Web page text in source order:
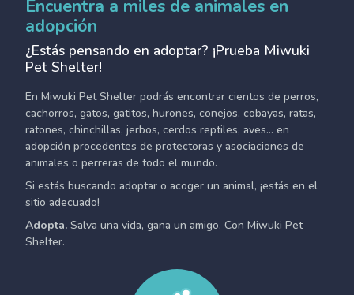
Encuentra a miles de animales en
adopción
¿Estás pensando en adoptar? ¡Prueba Miwuki
Pet Shelter!
En Miwuki Pet Shelter podrás encontrar cientos de perros,
cachorros, gatos, gatitos, hurones, conejos, cobayas, ratas,
ratones, chinchillas, jerbos, cerdos reptiles, aves... en
adopción procedentes de protectoras y asociaciones de
animales o perreras de todo el mundo.
Si estás buscando adoptar o acoger un animal, ¡estás en el
sitio adecuado!
Adopta. Salva una vida, gana un amigo. Con Miwuki Pet
Shelter.